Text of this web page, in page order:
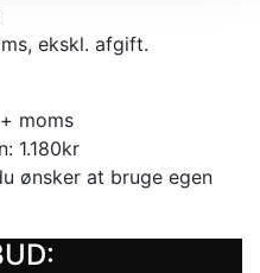
ekskl. afgift.
moms
1.180kr
ønsker at bruge egen